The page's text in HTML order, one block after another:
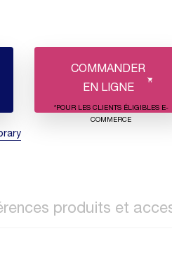
COMMANDER
EN LIGNE
*POUR LES CLIENTS ÉLIGIBLES E-
COMMERCE
produits et